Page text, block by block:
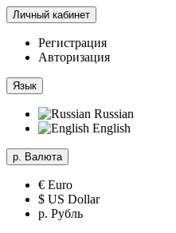
Личный кабинет
Регистрация
Авторизация
Язык
Russian
English
р. Валюта
€ Euro
$ US Dollar
р. Рубль